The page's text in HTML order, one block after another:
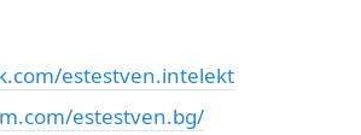
estestven.intelekt
estestven.bg/